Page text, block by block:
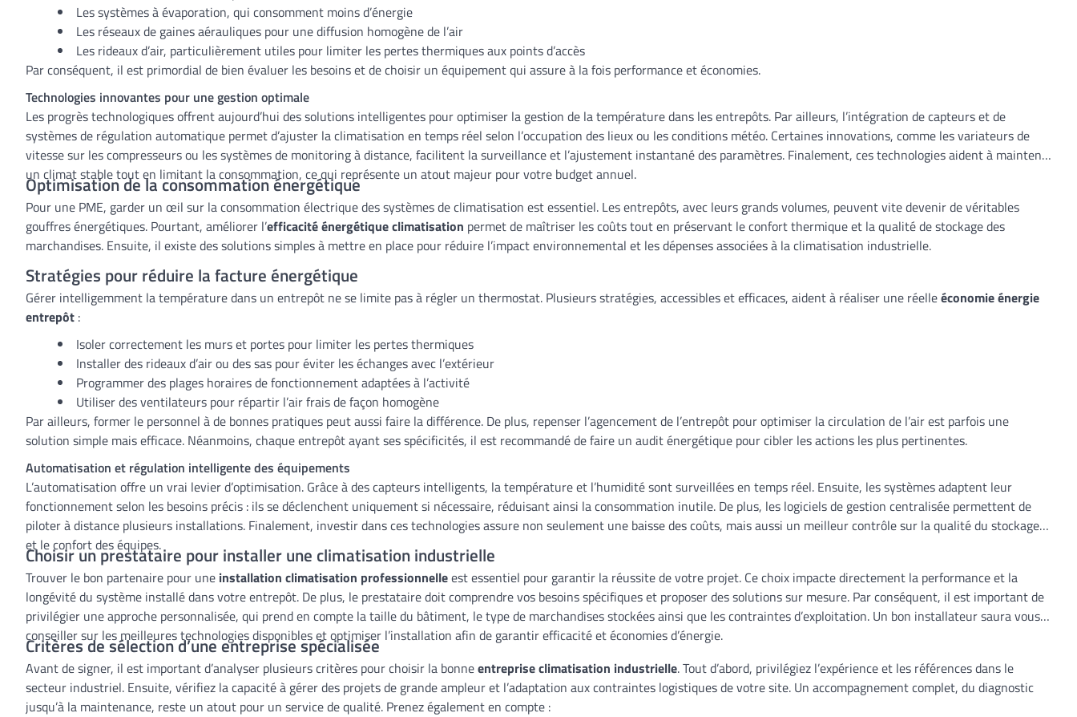
Les systèmes à évaporation, qui consomment moins d’énergie
Les réseaux de gaines aérauliques pour une diffusion homogène de l’air
Les rideaux d’air, particulièrement utiles pour limiter les pertes thermiques aux points d’accès
Par conséquent, il est primordial de bien évaluer les besoins et de choisir un équipement qui assure à la fois performance et économies.
Technologies innovantes pour une gestion optimale
Les progrès technologiques offrent aujourd’hui des solutions intelligentes pour optimiser la gestion de la température dans les entrepôts. Par ailleurs, l’intégration de capteurs et de
systèmes de régulation automatique permet d’ajuster la climatisation en temps réel selon l’occupation des lieux ou les conditions météo. Certaines innovations, comme les variateurs de
vitesse sur les compresseurs ou les systèmes de monitoring à distance, facilitent la surveillance et l’ajustement instantané des paramètres. Finalement, ces technologies aident à maintenir
un climat stable tout en limitant la consommation, ce qui représente un atout majeur pour votre budget annuel.
Optimisation de la consommation énergétique
Pour une PME, garder un œil sur la consommation électrique des systèmes de climatisation est essentiel. Les entrepôts, avec leurs grands volumes, peuvent vite devenir de véritables
gouffres énergétiques. Pourtant, améliorer l’efficacité énergétique climatisation permet de maîtriser les coûts tout en préservant le confort thermique et la qualité de stockage des
marchandises. Ensuite, il existe des solutions simples à mettre en place pour réduire l’impact environnemental et les dépenses associées à la climatisation industrielle.
Stratégies pour réduire la facture énergétique
Gérer intelligemment la température dans un entrepôt ne se limite pas à régler un thermostat. Plusieurs stratégies, accessibles et efficaces, aident à réaliser une réelleéconomie énergie
entrepôt :
Isoler correctement les murs et portes pour limiter les pertes thermiques
Installer des rideaux d’air ou des sas pour éviter les échanges avec l’extérieur
Programmer des plages horaires de fonctionnement adaptées à l’activité
Utiliser des ventilateurs pour répartir l’air frais de façon homogène
Par ailleurs, former le personnel à de bonnes pratiques peut aussi faire la différence. De plus, repenser l’agencement de l’entrepôt pour optimiser la circulation de l’air est parfois une
solution simple mais efficace. Néanmoins, chaque entrepôt ayant ses spécificités, il est recommandé de faire un audit énergétique pour cibler les actions les plus pertinentes.
Automatisation et régulation intelligente des équipements
L’automatisation offre un vrai levier d’optimisation. Grâce à des capteurs intelligents, la température et l’humidité sont surveillées en temps réel. Ensuite, les systèmes adaptent leur
fonctionnement selon les besoins précis : ils se déclenchent uniquement si nécessaire, réduisant ainsi la consommation inutile. De plus, les logiciels de gestion centralisée permettent de
piloter à distance plusieurs installations. Finalement, investir dans ces technologies assure non seulement une baisse des coûts, mais aussi un meilleur contrôle sur la qualité du stockage
et le confort des équipes.
Choisir un prestataire pour installer une climatisation industrielle
Trouver le bon partenaire pour une installation climatisation professionnelleest essentiel pour garantir la réussite de votre projet. Ce choix impacte directement la performance et la
longévité du système installé dans votre entrepôt. De plus, le prestataire doit comprendre vos besoins spécifiques et proposer des solutions sur mesure. Par conséquent, il est important de
privilégier une approche personnalisée, qui prend en compte la taille du bâtiment, le type de marchandises stockées ainsi que les contraintes d’exploitation. Un bon installateur saura vous
conseiller sur les meilleures technologies disponibles et optimiser l’installation afin de garantir efficacité et économies d’énergie.
Critères de sélection d’une entreprise spécialisée
Avant de signer, il est important d’analyser plusieurs critères pour choisir la bonneentreprise climatisation industrielle. Tout d’abord, privilégiez l’expérience et les références dans le
secteur industriel. Ensuite, vérifiez la capacité à gérer des projets de grande ampleur et l’adaptation aux contraintes logistiques de votre site. Un accompagnement complet, du diagnostic
jusqu’à la maintenance, reste un atout pour un service de qualité. Prenez également en compte :